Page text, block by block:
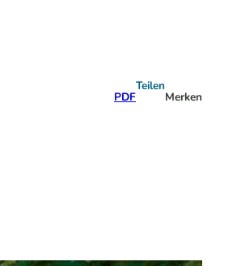
PDF
Teilen
Merken